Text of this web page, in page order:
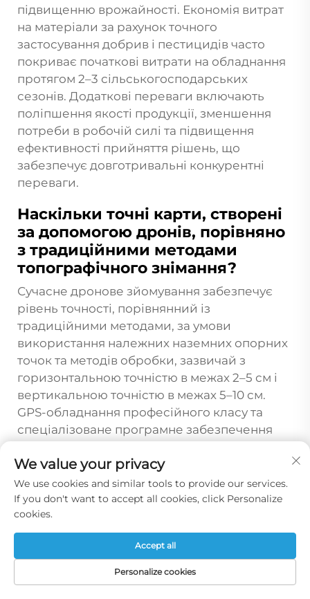
підвищенню врожайності. Економія витрат
на матеріали за рахунок точного
застосування добрив і пестицидів часто
покриває початкові витрати на обладнання
протягом 2–3 сільськогосподарських
сезонів. Додаткові переваги включають
поліпшення якості продукції, зменшення
потреби в робочій силі та підвищення
ефективності прийняття рішень, що
забезпечує довготривальні конкурентні
переваги.
Наскільки точні карти, створені
за допомогою дронів, порівняно
з традиційними методами
топографічного знімання?
Сучасне дронове зйомування забезпечує
рівень точності, порівнянний із
традиційними методами, за умови
використання належних наземних опорних
точок та методів обробки, зазвичай з
горизонтальною точністю в межах 2–5 см і
вертикальною точністю в межах 5–10 см.
GPS-обладнання професійного класу та
спеціалізоване програмне забезпечення
результати відповідають галузевим
стандартам для більшості картографічних
завдань. Хоча традиційне зйомування досі
може бути переважним для проектів
критично важливої інфраструктури, де
потрібна точність у міліметри, карта,
створена за допомогою дронів, забезпечує
достатню точність для більшості
We value your privacy
We use cookies and similar tools to provide our services.
If you don't want to accept all cookies, click Personalize
cookies.
Personalize cookies
Accept all